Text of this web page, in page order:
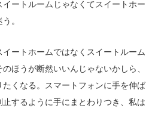
ートルームじゃなくてスイートホー
。
ートホームではなくスイートルーム
ほうが断然いいんじゃないかしら、
くなる。スマートフォンに手を伸ば
するように手にまとわりつき、私は